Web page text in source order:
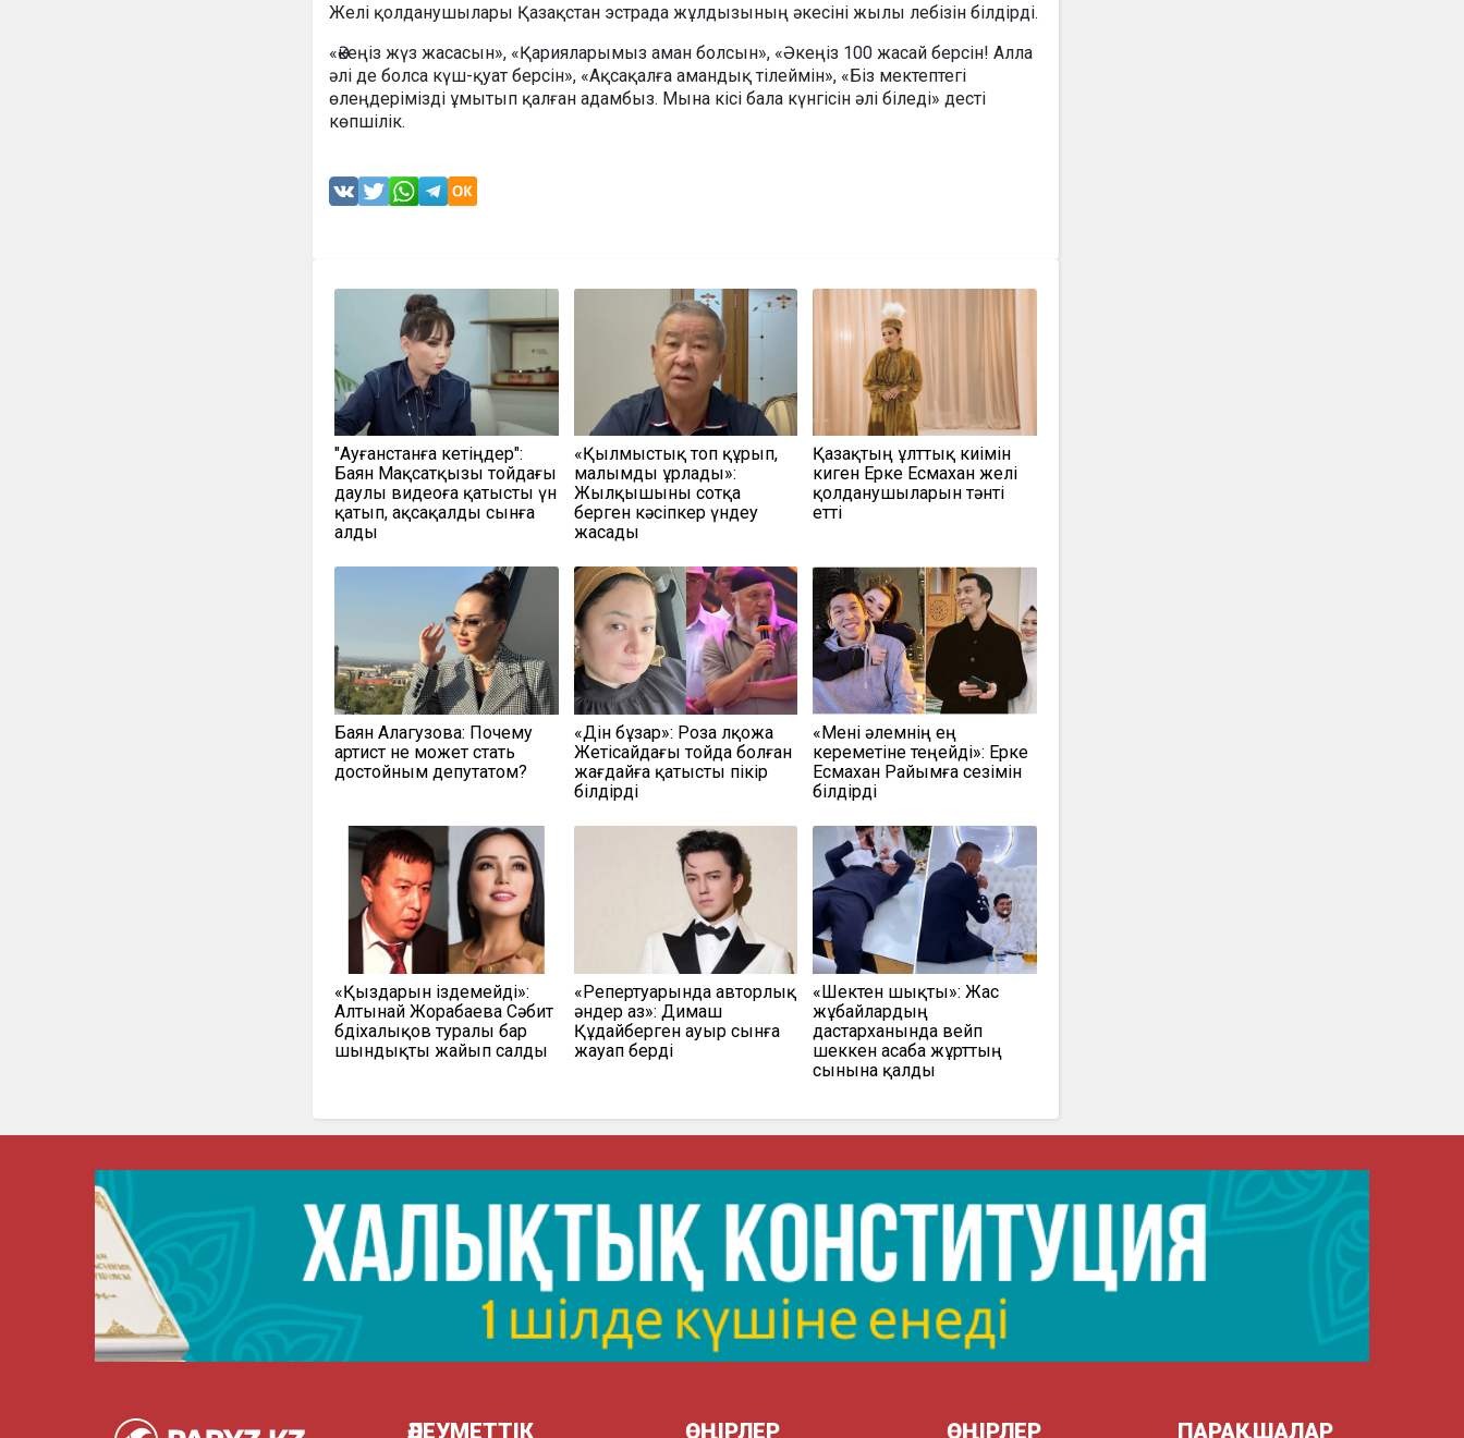
Желі қолданушылары Қазақстан эстрада жұлдызының әкесіні жылы лебізін білдірді.
«Әкеңіз жүз жасасын», «Қарияларымыз аман болсын», «Əкеңіз 100 жасай берсін! Алла
əлі де болса күш-қуат берсін», «Ақсақалға амандық тілеймін», «Біз мектептегі
өлеңдерімізді ұмытып қалған адамбыз. Мына кісі бала күнгісін әлі біледі» десті
көпшілік.
"Ауғанстанға кетіңдер":
Баян Мақсатқызы тойдағы
даулы видеоға қатысты үн
қатып, ақсақалды сынға
алды
«Қылмыстық топ құрып,
малымды ұрлады»:
Жылқышыны сотқа
берген кәсіпкер үндеу
жасады
Қазақтың ұлттық киімін
киген Ерке Есмахан желі
қолданушыларын тәнті
етті
Баян Алагузова: Почему
артист не может стать
достойным депутатом?
«Дін бұзар»: Роза Әлқожа
Жетісайдағы тойда болған
жағдайға қатысты пікір
білдірді
«Мені әлемнің ең
кереметіне теңейді»: Ерке
Есмахан Райымға сезімін
білдірді
«Қыздарын іздемейді»:
Алтынай Жорабаева Сәбит
Әбдіхалықов туралы бар
шындықты жайып салды
«Репертуарында авторлық
әндер аз»: Димаш
Құдайберген ауыр сынға
жауап берді
«Шектен шықты»: Жас
жұбайлардың
дастарханында вейп
шеккен асаба жұрттың
сынына қалды
ӘЛЕУМЕТТІК ӨҢІРЛЕР ӨҢІРЛЕР ПАРАҚШАЛАР